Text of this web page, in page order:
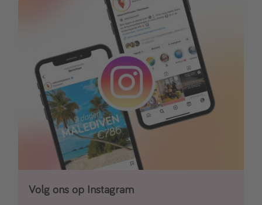
Volg ons op Instagram
Volg ons op Facebook
Volg ons op TikTok